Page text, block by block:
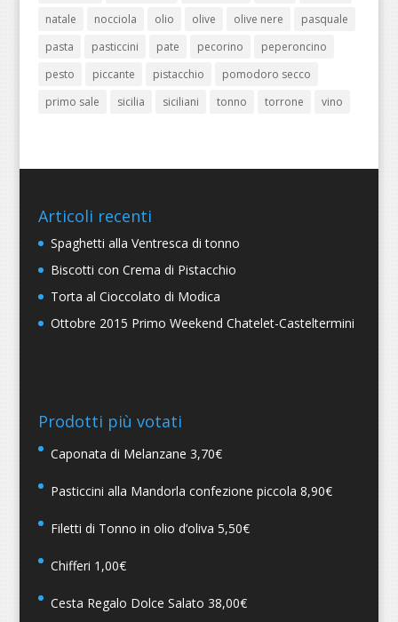
natale
nocciola olio olive olive nere
pasquale
pasta
pasticcini pate pecorino
peperoncino
pesto
piccante pistacchio
pomodoro secco
primo sale
sicilia siciliani tonno torrone vino
Articoli recenti
Spaghetti alla Ventresca di tonno
Biscotti con Crema di Pistacchio
Torta al Cioccolato di Modica
Ottobre 2015 Primo Weekend Chatelet-Casteltermini
Prodotti più votati
Caponata di Melanzane 3,70€
Pasticcini alla Mandorla confezione piccola 8,90€
Filetti di Tonno in olio d’oliva 5,50€
Chifferi 1,00€
Cesta Regalo Dolce Salato 38,00€